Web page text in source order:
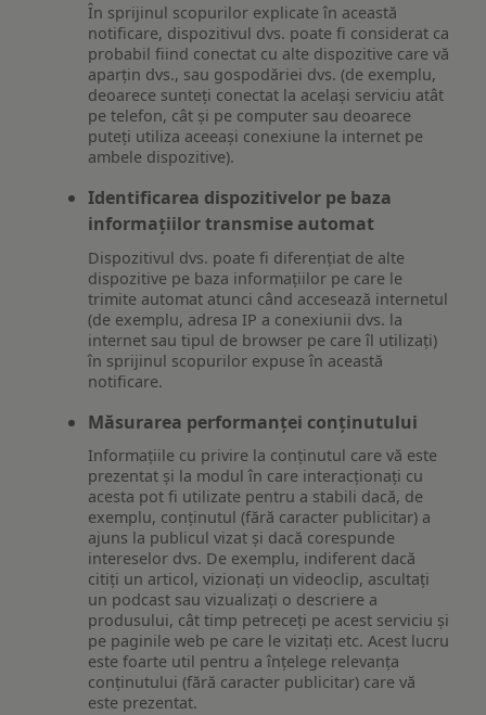
În sprijinul scopurilor explicate în această
notificare, dispozitivul dvs. poate fi considerat ca
probabil fiind conectat cu alte dispozitive care vă
aparțin dvs., sau gospodăriei dvs. (de exemplu,
deoarece sunteți conectat la același serviciu atât
pe telefon, cât și pe computer sau deoarece
puteți utiliza aceeași conexiune la internet pe
ambele dispozitive).
Identificarea dispozitivelor pe baza
informațiilor transmise automat
Dispozitivul dvs. poate fi diferențiat de alte
dispozitive pe baza informațiilor pe care le
trimite automat atunci când accesează internetul
(de exemplu, adresa IP a conexiunii dvs. la
internet sau tipul de browser pe care îl utilizați)
în sprijinul scopurilor expuse în această
notificare.
Măsurarea performanței conținutului
Informațiile cu privire la conținutul care vă este
prezentat și la modul în care interacționați cu
acesta pot fi utilizate pentru a stabili dacă, de
exemplu, conținutul (fără caracter publicitar) a
ajuns la publicul vizat și dacă corespunde
intereselor dvs. De exemplu, indiferent dacă
citiți un articol, vizionați un videoclip, ascultați
un podcast sau vizualizați o descriere a
produsului, cât timp petreceți pe acest serviciu și
pe paginile web pe care le vizitați etc. Acest lucru
este foarte util pentru a înțelege relevanța
conținutului (fără caracter publicitar) care vă
este prezentat.